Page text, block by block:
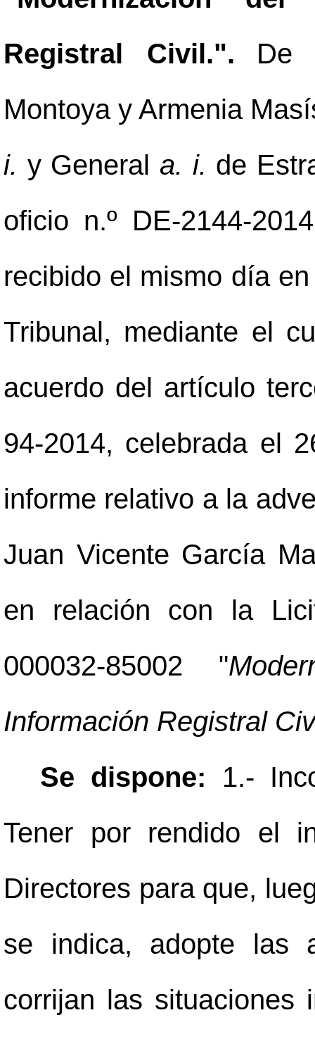
Registral Civil.".
De
Montoya y Armenia
i. y General a. i. de
oficio n.º DE-2144-
recibido el mismo día
Tribunal, mediante el
acuerdo del artículo
94-2014, celebrada el
informe relativo a la
Juan Vicente García
en relación con la
000032-85002 "
Información Registral
Se dispone: 1.-
Tener por rendido el
Directores para que,
se indica, adopte las
corrijan las situaciones